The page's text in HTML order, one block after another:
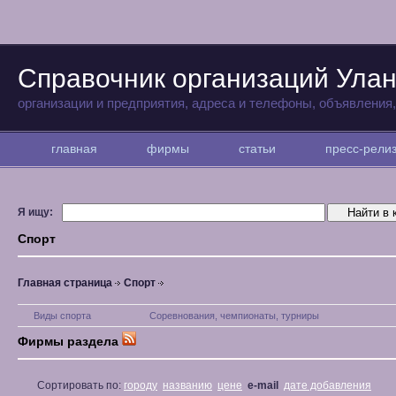
Справочник организаций
организации и предприятия, адреса и телефоны,
главная фирмы статьи пресс-
Я ищу:
Спорт
Главная страница Спорт
Виды спорта Соревнования, чемпионаты, турниры
Фирмы раздела
Сортировать по: городу названию цене e-mail дате добавления